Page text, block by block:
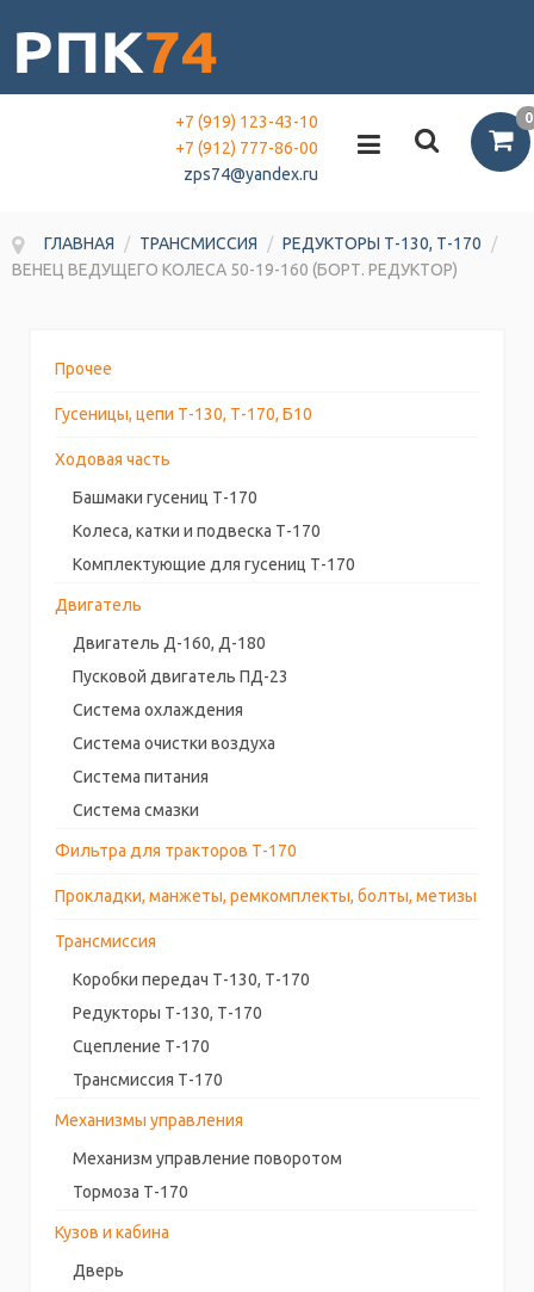
0
+7 (919) 123-43-10
+7 (912) 777-86-00
zps74@yandex.ru
ГЛАВНАЯ / ТРАНСМИССИЯ / РЕДУКТОРЫ Т-130, Т-170
/
ВЕНЕЦ ВЕДУЩЕГО КОЛЕСА 50-19-160 (БОРТ. РЕДУКТОР)
Прочее
Гусеницы, цепи Т-130, Т-170, Б10
Ходовая часть
Башмаки гусениц Т-170
Колеса, катки и подвеска Т-170
Комплектующие для гусениц Т-170
Двигатель
Двигатель Д-160, Д-180
Пусковой двигатель ПД-23
Система охлаждения
Система очистки воздуха
Система питания
Система смазки
Фильтра для тракторов Т-170
Прокладки, манжеты, ремкомплекты, болты, метизы
Трансмиссия
Коробки передач Т-130, Т-170
Редукторы Т-130, Т-170
Сцепление Т-170
Трансмиссия Т-170
Механизмы управления
Механизм управление поворотом
Тормоза Т-170
Кузов и кабина
Дверь